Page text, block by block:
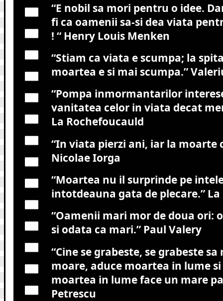
“E nobil sa mori pentru o idee.
fi ca oamenii sa-si dea viata
! “Henry Louis Menken
“Stiam ca viata e scumpa; la
moartea e si mai scumpa.”
“Pompa inmormantarilor
vanitatea celor in viata decat
La Rochefoucauld
“In viata pierzi ani, iar la moarte
Nicolae Iorga
“Moartea nu il surprinde pe
intotdeauna gata de plecare.”La
“Oamenii mari mor de doua ori:
si odata ca mari.”Paul Valery
“Cine se grabeste, se grabeste
moare, aduce moartea in lume
moartea in lume face un mare
Petrescu